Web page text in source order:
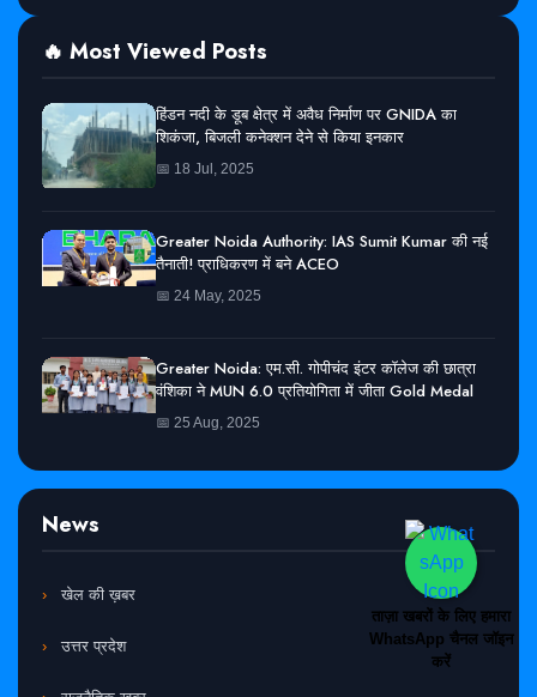
🔥 Most Viewed Posts
हिंडन नदी के डूब क्षेत्र में अवैध निर्माण पर GNIDA का
शिकंजा, बिजली कनेक्शन देने से किया इनकार
📅 18 Jul, 2025
Greater Noida Authority: IAS Sumit Kumar की नई
तैनाती! प्राधिकरण में बने ACEO
📅 24 May, 2025
Greater Noida: एम.सी. गोपीचंद इंटर कॉलेज की छात्रा
वंशिका ने MUN 6.0 प्रतियोगिता में जीता Gold Medal
📅 25 Aug, 2025
News
खेल की ख़बर
उत्तर प्रदेश
ताज़ा खबरों के लिए हमारा
WhatsApp चैनल जॉइन
करें